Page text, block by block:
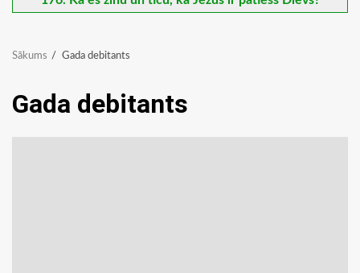
Sākums Gada debitants
Gada debitants